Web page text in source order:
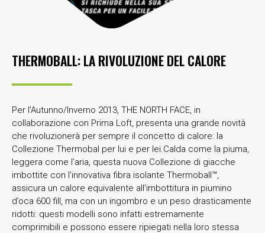
THERMOBALL: LA RIVOLUZIONE DEL CALORE
Per l’Autunno/Inverno 2013, THE NORTH FACE, in
collaborazione con Prima Loft, presenta una grande novità
che rivoluzionerà per sempre il concetto di calore: la
Collezione Thermobal per lui e per lei.Calda come la piuma,
leggera come l’aria, questa nuova Collezione di giacche
imbottite con l’innovativa fibra isolante Thermoball™,
assicura un calore equivalente all’imbottitura in piumino
d’oca 600 fill, ma con un ingombro e un peso drasticamente
ridotti: questi modelli sono infatti estremamente
comprimibili e possono essere ripiegati nella loro stessa